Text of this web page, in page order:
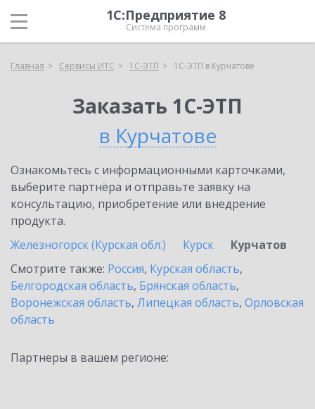
1С:Предприятие 8
Система программ
Главная Сервисы ИТС 1С-ЭТП 1С-ЭТП в Курчатове
Заказать 1С-ЭТП
в Курчатове
Ознакомьтесь с информационными карточками,
выберите партнёра и отправьте заявку на
консультацию, приобретение или внедрение
продукта.
Железногорск (Курская обл.)
Курск
Курчатов
Смотрите также: Россия, Курская область,
Белгородская область, Брянская область,
Воронежская область, Липецкая область, Орловская
область
Партнеры в вашем регионе: